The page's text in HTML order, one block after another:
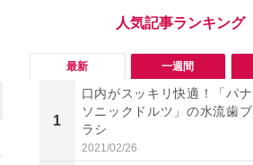
最新 一週間
1
口内がスッキリ快適！「パナ
ソニックドルツ」の水流歯ブ
ラシ
2021/02/26